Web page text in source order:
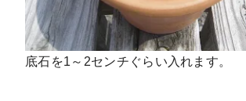
底石を1～2センチぐらい入れます。